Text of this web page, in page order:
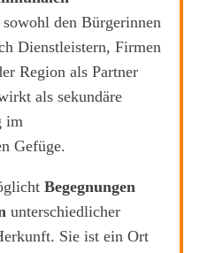
den Bürgerinnen
Dienstleistern, Firmen
Region als Partner
als sekundäre
im
Gefüge.
Begegnungen
unterschiedlicher
Sie ist ein Ort